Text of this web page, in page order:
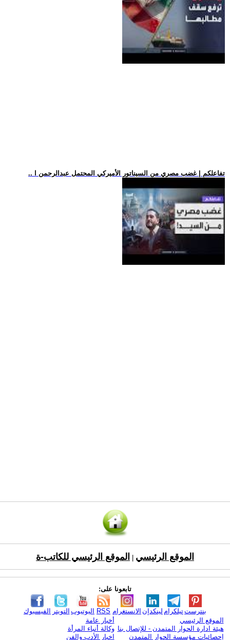
.. تفاعلكم | غضب مصري من السيناتور الأميركي المحتمل عبدالرحمن ا
الموقع الرئيسي الموقع الرئيسي للكاتب-ة
تابعونا على:
الفيسبوك التويتر اليوتيوب RSS الانستغرام لينكدإن تيلكرامبنترست
الموقع الرئيسي
هيئة ادارة الحوار المتمدن - للإتصال بنا
إحصائيات مؤسسة الحوار المتمدن
أخبار عامة
وكالة أنباء المرأة
اخبار الأدب والفن